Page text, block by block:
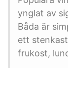
ynglat av
Båda är
ett
frukost,